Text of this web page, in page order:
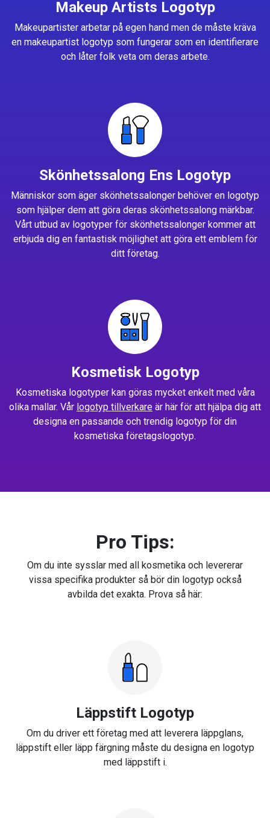
Makeup Artists Logotyp
Makeupartister arbetar på egen hand men de måste kräva
en makeupartist logotyp som fungerar som en identifierare
och låter folk veta om deras arbete.
Skönhetssalong Ens Logotyp
Människor som äger skönhetssalonger behöver en logotyp
som hjälper dem att göra deras skönhetssalong märkbar.
Vårt utbud av logotyper för skönhetssalonger kommer att
erbjuda dig en fantastisk möjlighet att göra ett emblem för
ditt företag.
Kosmetisk Logotyp
Kosmetiska logotyper kan göras mycket enkelt med våra
olika mallar. Vår logotyp tillverkare är här för att hjälpa dig att
designa en passande och trendig logotyp för din
kosmetiska företagslogotyp.
Pro Tips:
Om du inte sysslar med all kosmetika och levererar
vissa specifika produkter så bör din logotyp också
avbilda det exakta. Prova så här:
Läppstift Logotyp
Om du driver ett företag med att leverera läppglans,
läppstift eller läpp färgning måste du designa en logotyp
med läppstift i.